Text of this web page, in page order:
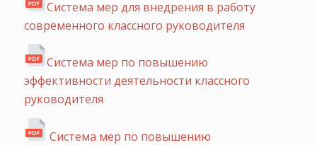
Система мер для внедрения в работу
современного классного руководителя
Система мер по повышению
эффективности деятельности классного
руководителя
Система мер по повышению